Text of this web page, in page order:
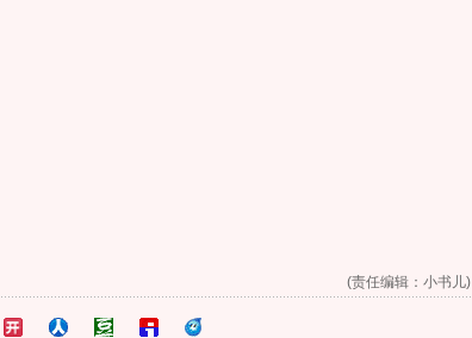
(责任编辑：小书儿)